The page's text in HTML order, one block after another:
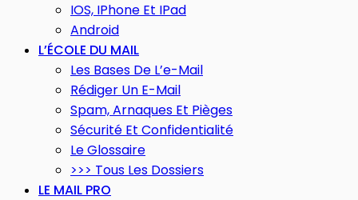
IOS, IPhone Et IPad
Android
L’ÉCOLE DU MAIL
Les Bases De L’e-Mail
Rédiger Un E-Mail
Spam, Arnaques Et Pièges
Sécurité Et Confidentialité
Le Glossaire
>>> Tous Les Dossiers
LE MAIL PRO